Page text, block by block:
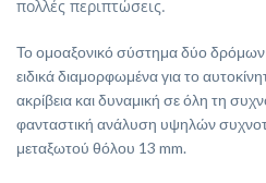
πολλές περιπτώσεις.
Το ομοαξονικό σύστημα δύο
ειδικά διαμορφωμένα για το
ακρίβεια και δυναμική σε όλη τη
φανταστική ανάλυση υψηλών
μεταξωτού θόλου 13 mm.